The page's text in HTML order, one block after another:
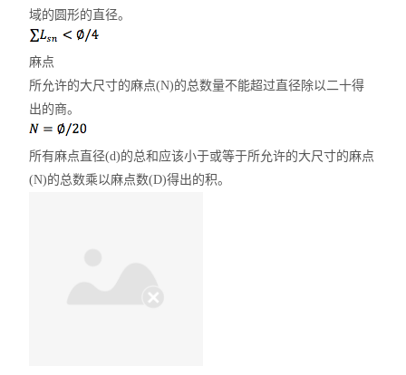
域的圆形的直径。
麻点
所允许的大尺寸的麻点(N)的总数量不能超过直径除以二十得
出的商。
所有麻点直径(d)的总和应该小于或等于所允许的大尺寸的麻点
(N)的总数乘以麻点数(D)得出的积。